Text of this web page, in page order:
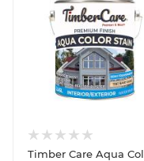
Timber Care Aqua